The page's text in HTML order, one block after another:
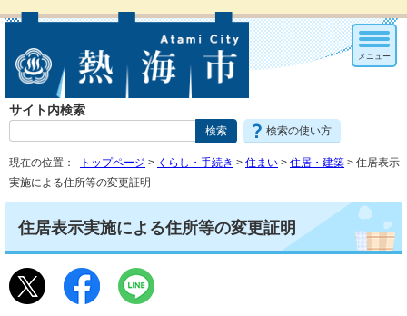
サイト内検索
検索の使い方
メニュー
現在の位置： トップページ > くらし・手続き > 住まい > 住居・建築 > 住居表示
実施による住所等の変更証明
住居表示実施による住所等の変更証明